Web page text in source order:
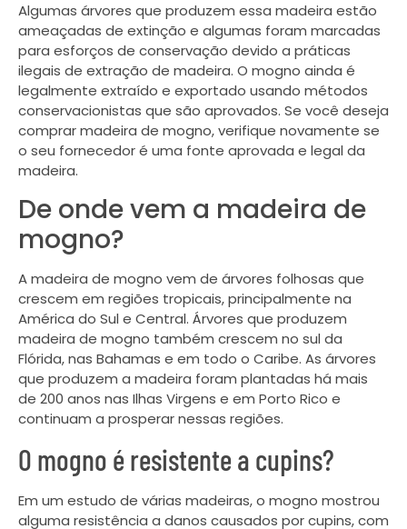
Algumas árvores que produzem essa madeira estão
ameaçadas de extinção e algumas foram marcadas
para esforços de conservação devido a práticas
ilegais de extração de madeira. O mogno ainda é
legalmente extraído e exportado usando métodos
conservacionistas que são aprovados. Se você deseja
comprar madeira de mogno, verifique novamente se
o seu fornecedor é uma fonte aprovada e legal da
madeira.
De onde vem a madeira de
mogno?
A madeira de mogno vem de árvores folhosas que
crescem em regiões tropicais, principalmente na
América do Sul e Central. Árvores que produzem
madeira de mogno também crescem no sul da
Flórida, nas Bahamas e em todo o Caribe. As árvores
que produzem a madeira foram plantadas há mais
de 200 anos nas Ilhas Virgens e em Porto Rico e
continuam a prosperar nessas regiões.
O mogno é resistente a cupins?
Em um estudo de várias madeiras, o mogno mostrou
alguma resistência a danos causados por cupins, com